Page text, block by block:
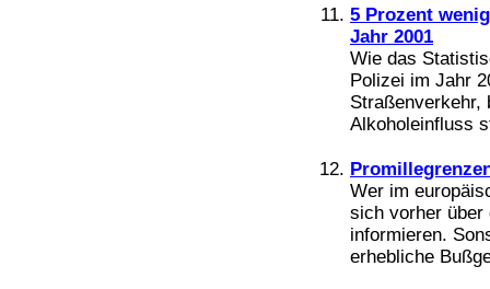
5 Prozent
Jahr 2001
Wie das
Polizei im Jahr
Straßenverkehr,
Alkoholeinfluss
Wer im
sich vorher über
informieren.
erhebliche